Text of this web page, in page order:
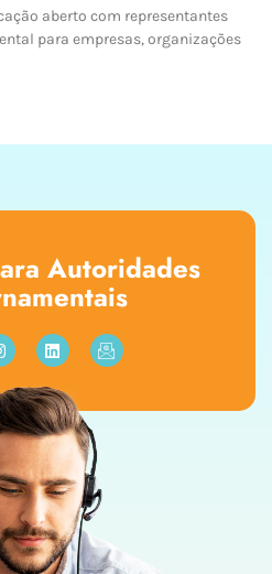
aberto com representantes
para empresas, organizações
Autoridades